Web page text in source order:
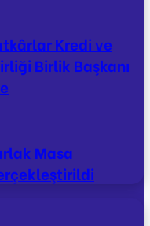
Kredi ve
Birlik Başkanı
Masa